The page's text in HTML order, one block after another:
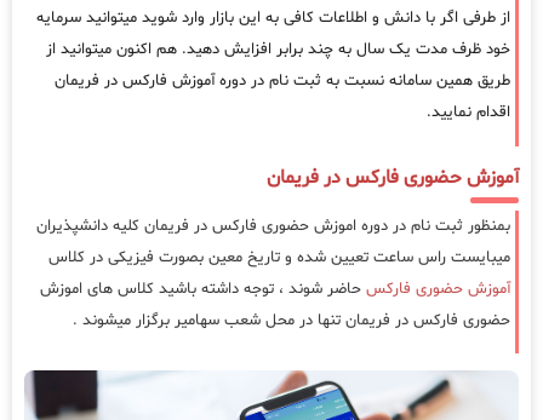
از طرفی اگر با دانش و اطلاعات کافی به این بازار وارد شوید میتوانید سرمایه
خود ظرف مدت یک سال به چند برابر افزایش دهید. هم اکنون میتوانید از
طریق همین سامانه نسبت به ثبت نام در دوره آموزش فارکس در فریمان
اقدام نمایید.
آموزش حضوری فارکس در فریمان
بمنظور ثبت نام در دوره اموزش حضوری فارکس در فریمان کلیه دانشپذیران
میبایست راس ساعت تعیین شده و تاریخ معین بصورت فیزیکی در کلاس
آموزش حضوری فارکس حاضر شوند ، توجه داشته باشید کلاس های اموزش
حضوری فارکس در فریمان تنها در محل شعب سهامیر برگزار میشوند .